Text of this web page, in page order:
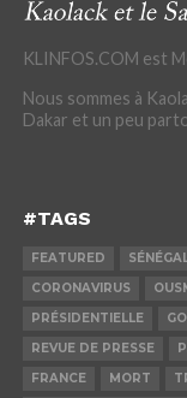
KLINFOS.COM est
Nous sommes à
Dakar et un peu
#TAGS
FEATURED
CORONAVIRUS
PRÉSIDENTIELLE
REVUE DE PRESSE
FRANCE
MORT